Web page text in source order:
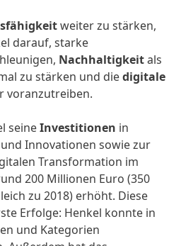
weiter zu stärken,
darauf, starke
Nachhaltigkeitals
zu stärken und diedigitale
voranzutreiben.
seineInvestitionen in
Innovationen sowie zur
Transformation im
200 Millionen Euro (350
zu 2018) erhöht. Diese
Erfolge: Henkel konnte in
und Kategorien